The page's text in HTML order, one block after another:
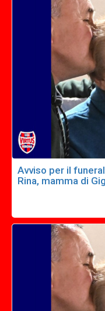
Avviso per il
Rina, mamma di